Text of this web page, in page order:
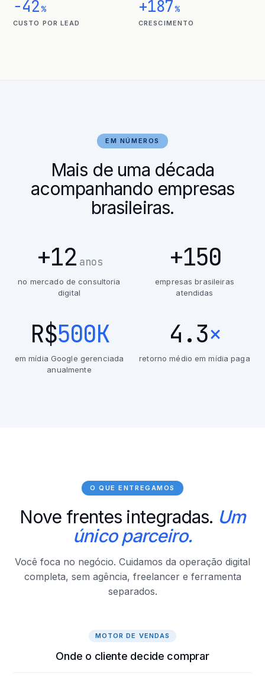
−42%
CUSTO POR LEAD
+187%
CRESCIMENTO
EM NÚMEROS
Mais de uma década
acompanhando empresas
brasileiras.
+12 anos
no mercado de consultoria
digital
+150
empresas brasileiras
atendidas
R$500K
em mídia Google gerenciada
anualmente
4.3×
retorno médio em mídia paga
O QUE ENTREGAMOS
Nove frentes integradas. Um
único parceiro.
Você foca no negócio. Cuidamos da operação digital
completa, sem agência, freelancer e ferramenta
separados.
MOTOR DE VENDAS
Onde o cliente decide comprar